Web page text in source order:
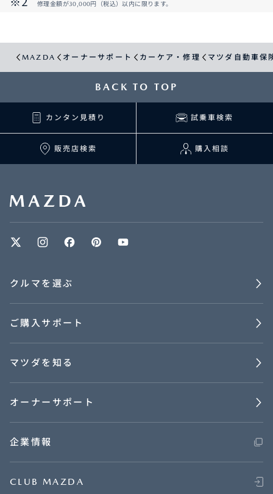
修理金額が30,000円（税込）以内に限ります。
MAZDA オーナーサポート カーケア・修理 マツダ自動車保
BACK TO TOP
カンタン見積り 試乗車検索
販売店検索 購入相談
クルマを選ぶ
ご購入サポート
マツダを知る
オーナーサポート
企業情報
CLUB MAZDA